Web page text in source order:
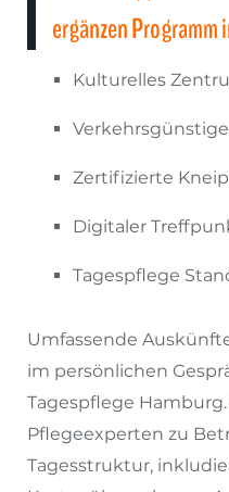
ergänzen
Kulturelles
Zertifizierte
Digitaler
Tagespflege
Umfassende
im persönlichen
Tagespflege
Pflegeexperten zu
Tagesstruktur,